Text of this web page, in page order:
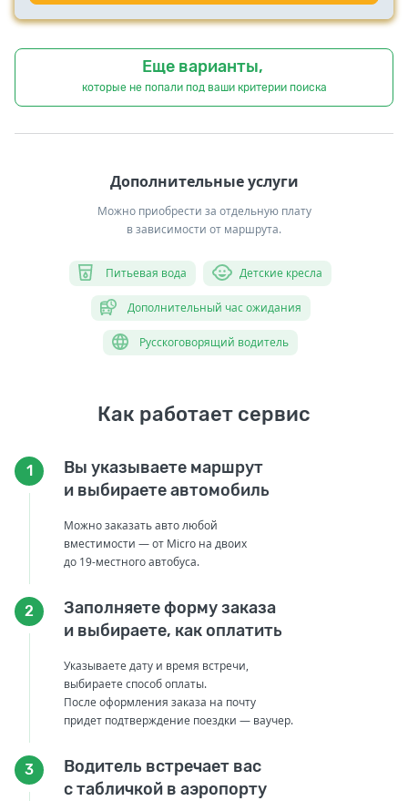
Еще варианты,
которые не попали под ваши критерии поиска
Дополнительные услуги
Можно приобрести за отдельную плату
в зависимости от маршрута.
Питьевая вода Детские кресла
Дополнительный час ожидания
Русскоговорящий водитель
Как работает сервис
1
Вы указываете маршрут
и выбираете автомобиль
Можно заказать авто любой
вместимости — от Micro на двоих
до 19-местного автобуса.
2
Заполняете форму заказа
и выбираете, как оплатить
Указываете дату и время встречи,
выбираете способ оплаты.
После оформления заказа на почту
придет подтверждение поездки — ваучер.
3
Водитель встречает вас
с табличкой в аэропорту